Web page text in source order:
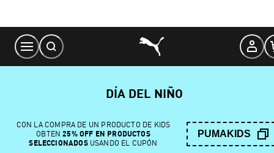
Content
DÍA DEL NIÑO
CON LA COMPRA DE UN PRODUCTO DE KIDS
OBTEN 25% OFF EN PRODUCTOS
SELECCIONADOSUSANDO EL CUPÓN
PUMAKIDS